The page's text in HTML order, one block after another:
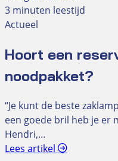
3 minuten leestijd
Actueel
Hoort een
noodpakket?
“Je kunt de beste
een goede bril heb je er
Hendri,…
Lees artikel